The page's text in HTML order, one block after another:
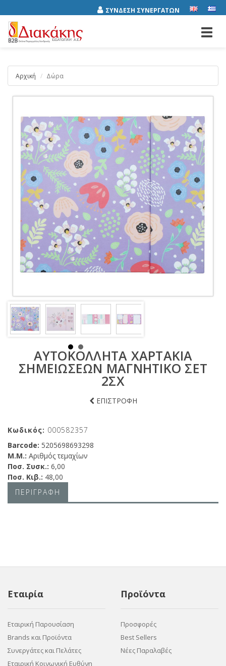
ΣΥΝΔΕΣΗ ΣΥΝΕΡΓΑΤΩΝ
Αρχική Δώρα
ΑΥΤΟΚΟΛΛΗΤΑ ΧΑΡΤΑΚΙΑ
ΣΗΜΕΙΩΣΕΩΝ ΜΑΓΝΗΤΙΚΟ ΣΕΤ
2ΣΧ
ΕΠΙΣΤΡΟΦΗ
Κωδικός: 000582357
Barcode: 5205698693298
Μ.Μ.: Αριθμός τεμαχίων
Ποσ. Συσκ.: 6,00
Ποσ. Κιβ.: 48,00
ΠΕΡΙΓΡΑΦΗ
Εταιρία
Εταιρική Παρουσίαση
Brands και Προϊόντα
Συνεργάτες και Πελάτες
Εταιρική Κοινωνική Ευθύνη
Προϊόντα
Προσφορές
Best Sellers
Νέες Παραλαβές